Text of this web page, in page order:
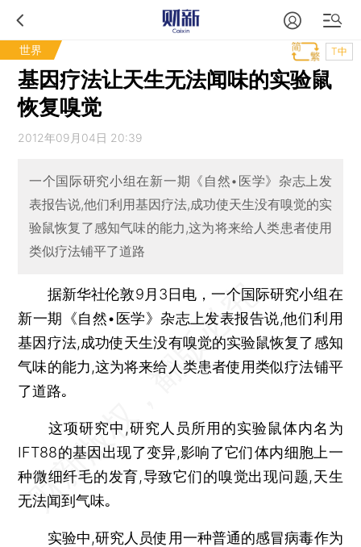
世界 T中
基因疗法让天生无法闻味的实验鼠
恢复嗅觉
2012年09月04日 20:39
一个国际研究小组在新一期《自然•医学》杂志上发
表报告说,他们利用基因疗法,成功使天生没有嗅觉的实
验鼠恢复了感知气味的能力,这为将来给人类患者使用
类似疗法铺平了道路
据新华社伦敦9月3日电，一个国际研究小组在
新一期《自然•医学》杂志上发表报告说,他们利用
基因疗法,成功使天生没有嗅觉的实验鼠恢复了感知
气味的能力,这为将来给人类患者使用类似疗法铺平
了道路｡
这项研究中,研究人员所用的实验鼠体内名为
IFT88的基因出现了变异,影响了它们体内细胞上一
种微细纤毛的发育,导致它们的嗅觉出现问题,天生
无法闻到气味｡
实验中,研究人员使用一种普通的感冒病毒作为